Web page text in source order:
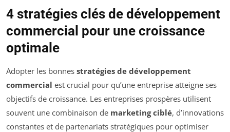
4 stratégies clés de développement
commercial pour une croissance
optimale
Adopter les bonnes stratégies de développement
commercial est crucial pour qu’une entreprise atteigne ses
objectifs de croissance. Les entreprises prospères utilisent
souvent une combinaison de marketing ciblé, d’innovations
constantes et de partenariats stratégiques pour optimiser